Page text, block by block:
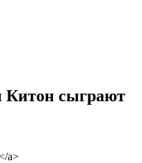
Китон сыграют
a>